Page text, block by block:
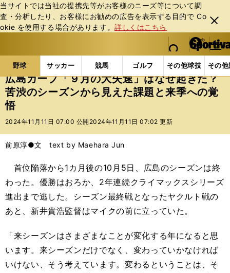
当サイトでは当社の提携先等がお客様のニーズ等について調
査・分析したり、お客様にお勧めの広告を表⽰する⽬的で Co
okie を使⽤する場合があります。詳しくはこちら
閉じ
る
web Sportiva (webスポルティーバ)
検索
マイペ
ー
ジ
メニュ
野球 サッカー 競馬 ゴルフ その他球技 その
b
ス
ポ
ル
テ
ー
バ
野球の記事一覧 プロ野球 広島カープ「９月の大失
広島カープ「９月の大失速」はなぜ起きた？
苦渋のシーズンから見えた課題と来季への覚
悟
2024年11月11日 07:00 公開 2024年11月11日 07:02 更新
前原淳●文 text by Maehara Jun
首位陥落から1カ月後の10月5日、広島のシーズンは終
わった。優勝はおろか、2年連続クライマックスシリーズ
進出まで逃した。シーズン最終戦となったヤクルト戦の
あと、新井貴浩監督はマイクの前に立っていた。
「来シーズンはさまざまなことが変化する年になると思
います。来シーズンだけでなく、変わっていかなければ
いけない、そう考えています。変わるということは、そ